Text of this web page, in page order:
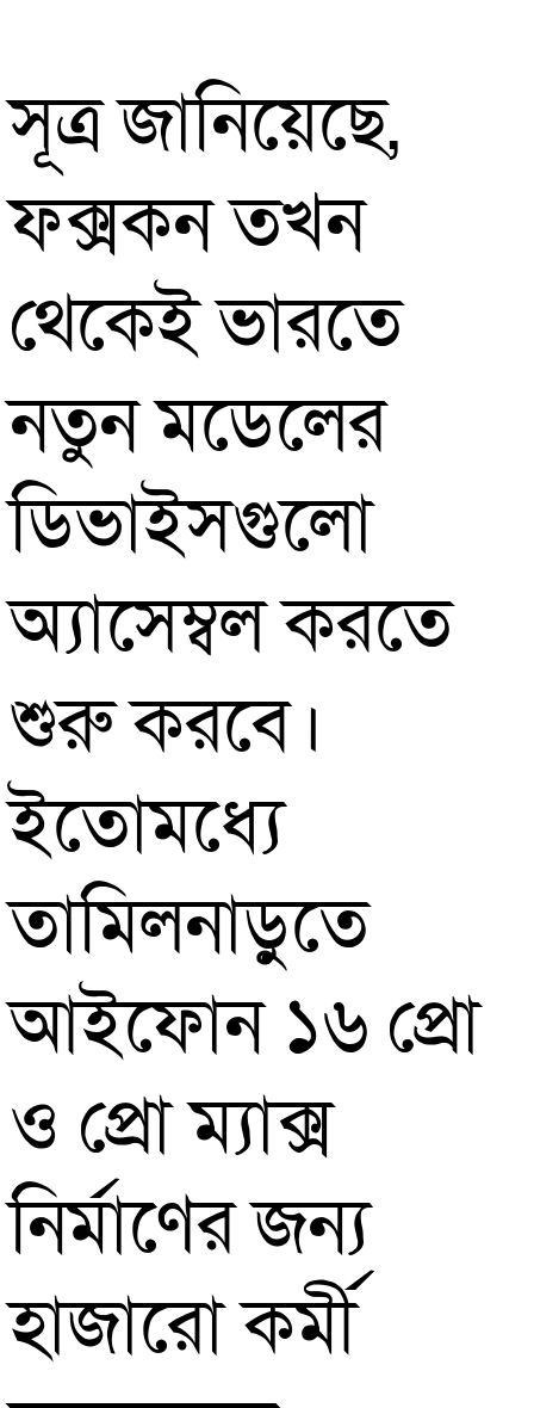
সূত্র জানিয়েছে,
ফক্সকন তখন
থেকেই ভারতে
নতুন মডেলের
ডিভাইসগুলো
অ্যাসেম্বল করতে
শুরু করবে।
ইতোমধ্যে
তামিলনাড়ুতে
আইফোন ১৬ প্রো
ও প্রো ম্যাক্স
নির্মাণের জন্য
হাজারো কর্মী